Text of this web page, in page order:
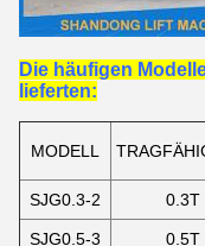
Die häufigen
lieferten:
MODELL
SJG0.3-2
0.3T
SJG0.5-3 0.5T